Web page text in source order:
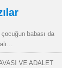
çocuğun babası da
VE ADALET